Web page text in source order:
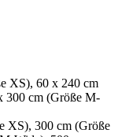
XS), 60 x 240 cm
300 cm (Größe M-
XS), 300 cm (Größe